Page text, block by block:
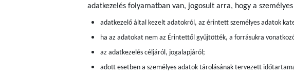
adatkezelés folyamatban van, jogosult arra, hogy a
adatkezelő által kezelt adatokról, az érintett személyes adatok
ha az adatokat nem az Érintettől gyűjtötték, a forrásukra
az adatkezelés céljáról, jogalapjáról;
adott esetben a személyes adatok tárolásának tervezett